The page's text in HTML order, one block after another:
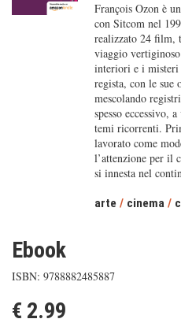
François Ozon è
con Sitcom nel
realizzato 24 film,
viaggio
interiori e i misteri
regista, con le sue
mescolando
spesso eccessivo,
temi ricorrenti.
lavorato come
l’attenzione per il
si innesta nel
arte / cinema /
Ebook
ISBN: 9788882485887
€ 2.99